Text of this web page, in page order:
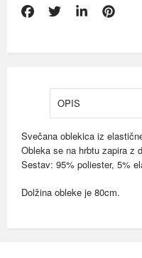
OPIS
Svečana oblekica iz
Obleka se na hrbtu zapira z
Sestav: 95% poliester, 5%
Dolžina obleke je 80cm.